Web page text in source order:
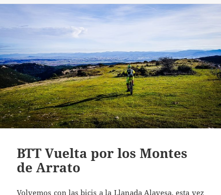
BTT Vuelta por los Montes
de Arrato
Volvemos con las bicis a la Llanada Alavesa, esta vez